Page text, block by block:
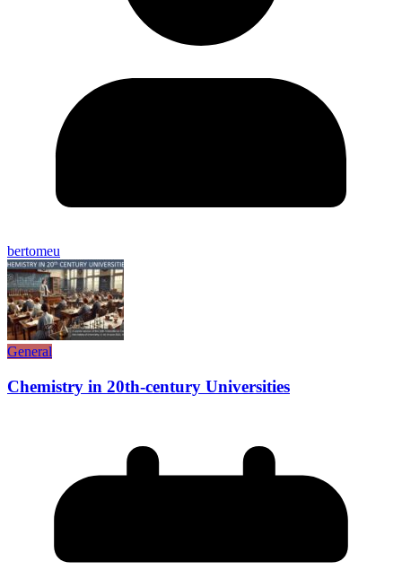
bertomeu
General
Chemistry in 20th-century Universities